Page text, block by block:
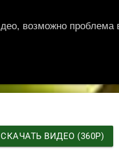
СКАЧАТЬ ВИДЕО (360P)